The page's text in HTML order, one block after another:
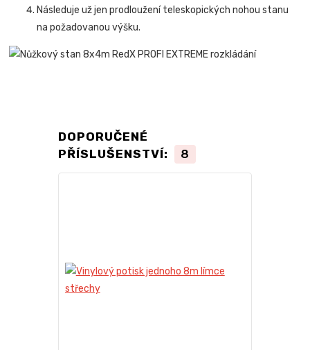
Následuje už jen prodloužení teleskopických nohou stanu
na požadovanou výšku.
DOPORUČENÉ
PŘÍSLUŠENSTVÍ:
8